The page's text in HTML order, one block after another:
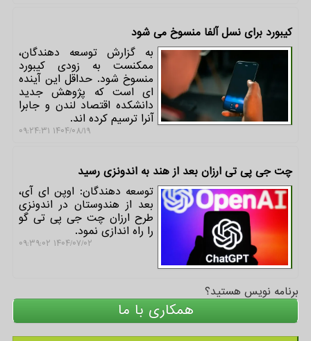
کیبورد برای نسل آلفا منسوخ می شود
به گزارش توسعه دهندگان،
ممکنست به زودی کیبورد
منسوخ شود. حداقل این آینده
ای است که پژوهش جدید
دانشکده اقتصاد لندن و جابرا
آنرا ترسیم کرده اند.
۱۴۰۴/۰۸/۱۹ ۰۹:۲۴:۳۱
چت جی پی تی ارزان بعد از هند به اندونزی رسید
توسعه دهندگان: اوپن ای آی،
بعد از هندوستان در اندونزی
طرح ارزان چت جی پی تی گو
را راه اندازی نمود.
۱۴۰۴/۰۷/۰۲ ۰۹:۳۹:۰۲
برنامه نویس هستید؟
همکاری با ما